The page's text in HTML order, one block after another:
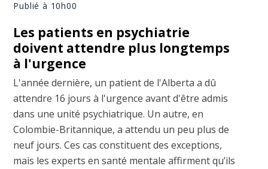
Publié à 10h00
Les patients en psychiatrie
doivent attendre plus longtemps
à l'urgence
L'année dernière, un patient de l'Alberta a dû
attendre 16 jours à l'urgence avant d'être admis
dans une unité psychiatrique. Un autre, en
Colombie-Britannique, a attendu un peu plus de
neuf jours. Ces cas constituent des exceptions,
mais les experts en santé mentale affirment qu’ils